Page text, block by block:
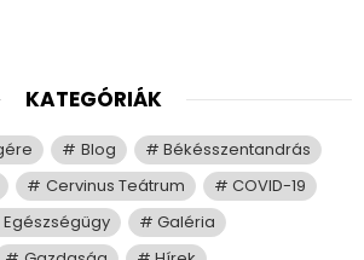
KATEGÓRIÁK
Blog
Békésszentandrás
Cervinus Teátrum
COVID-19
Egészségügy
Galéria